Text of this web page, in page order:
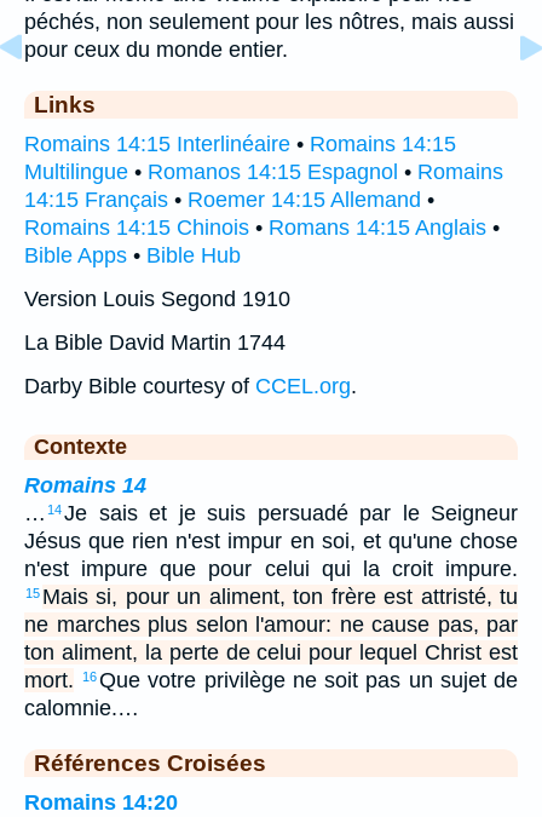
péchés, non seulement pour les nôtres, mais aussi
pour ceux du monde entier.
Links
Romains 14:15 Interlinéaire • Romains 14:15
Multilingue • Romanos 14:15 Espagnol • Romains
14:15 Français • Roemer 14:15 Allemand •
Romains 14:15 Chinois • Romans 14:15 Anglais •
Bible Apps • Bible Hub
Version Louis Segond 1910
La Bible David Martin 1744
Darby Bible courtesy of CCEL.org.
Contexte
Romains 14
… 14Je sais et je suis persuadé par le Seigneur
Jésus que rien n'est impur en soi, et qu'une chose
n'est impure que pour celui qui la croit impure.
15 Mais si, pour un aliment, ton frère est attristé, tu
ne marches plus selon l'amour: ne cause pas, par
ton aliment, la perte de celui pour lequel Christ est
mort.
16Que votre privilège ne soit pas un sujet de
calomnie.…
Références Croisées
Romains 14:20